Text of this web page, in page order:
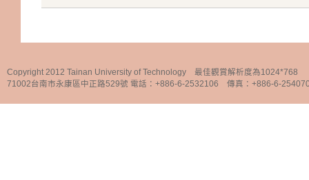
Copyright 2012 Tainan University of Technology 最佳觀賞解析度為1024*768
71002台南市永康區中正路529號 電話：+886-6-2532106 傳真：+886-6-